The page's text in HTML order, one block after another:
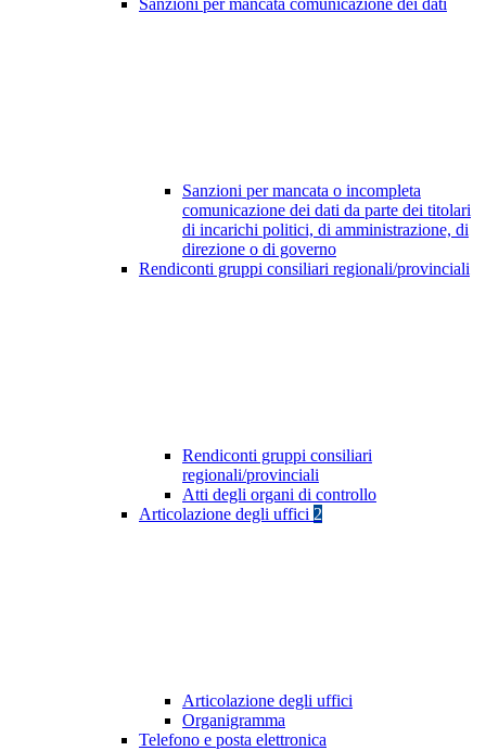
Sanzioni per mancata comunicazione dei dati
Sanzioni per mancata o incompleta
comunicazione dei dati da parte dei titolari
di incarichi politici, di amministrazione, di
direzione o di governo
Rendiconti gruppi consiliari regionali/provinciali
Rendiconti gruppi consiliari
regionali/provinciali
Atti degli organi di controllo
Articolazione degli uffici 2
Articolazione degli uffici
Organigramma
Telefono e posta elettronica